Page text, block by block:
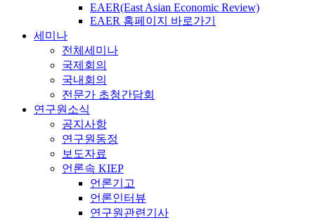
EAER(East Asian Economic Review)
EAER 홈페이지 바로가기
세미나
전체세미나
국제회의
국내회의
전문가 초청간담회
연구원소식
공지사항
연구원동정
보도자료
언론속 KIEP
언론기고
언론인터뷰
연구원관련기사